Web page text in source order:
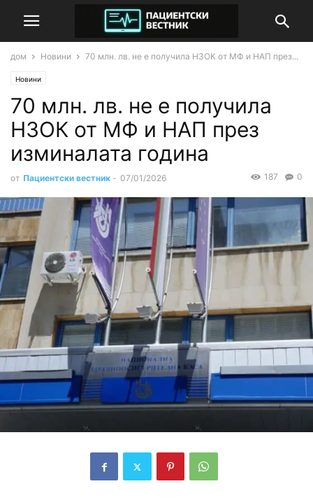
дом Новини 70 млн. лв. не е получила НЗОК от МФ и НАП през...
Новини
70 млн. лв. не е получила
НЗОК от МФ и НАП през
изминалата година
от Пациентски вестник - 07/01/2026 0
187